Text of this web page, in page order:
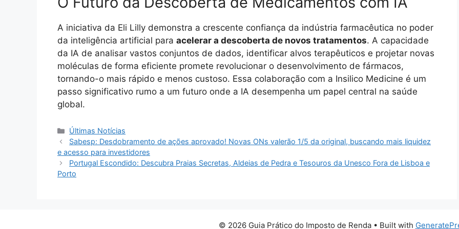
A iniciativa da Eli Lilly demonstra a crescente confiança da indústria farmacêutica no poder
da inteligência artificial para acelerar a descoberta de novos tratamentos. A capacidade
da IA de analisar vastos conjuntos de dados, identificar alvos terapêuticos e projetar novas
moléculas de forma eficiente promete revolucionar o desenvolvimento de fármacos,
tornando-o mais rápido e menos custoso. Essa colaboração com a Insilico Medicine é um
passo significativo rumo a um futuro onde a IA desempenha um papel central na saúde
global.
Categorias
Últimas Notícias
Sabesp: Desdobramento de ações aprovado! Novas ONs valerão 1/5 da original, buscando mais liquidez
e acesso para investidores
Portugal Escondido: Descubra Praias Secretas, Aldeias de Pedra e Tesouros da Unesco Fora de Lisboa e
Porto
© 2026 Guia Prático do Imposto de Renda• Built with